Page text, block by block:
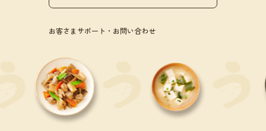
お客さまサポート・お問い合わせ